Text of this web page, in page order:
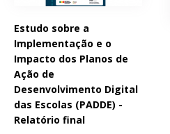
Estudo sobre a
Implementação e o
Impacto dos Planos de
Ação de
Desenvolvimento Digital
das Escolas (PADDE) -
Relatório final